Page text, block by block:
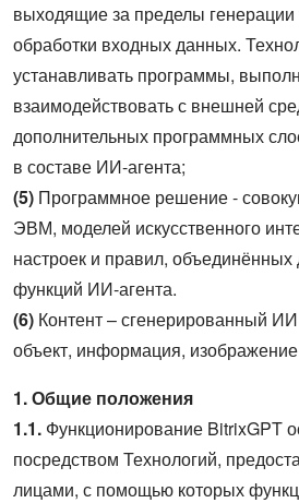
выходящие за пределы генерации
обработки входных данных.
устанавливать программы,
взаимодействовать с внешней
дополнительных программных
в составе ИИ-агента;
(5) Программное решение -
ЭВМ, моделей искусственного
настроек и правил,
функций ИИ‑агента.
(6) Контент – сгенерированный
объект, информация,
1. Общие положения
1.1. Функционирование BitrixGPT
посредством Технологий,
лицами, с помощью которых